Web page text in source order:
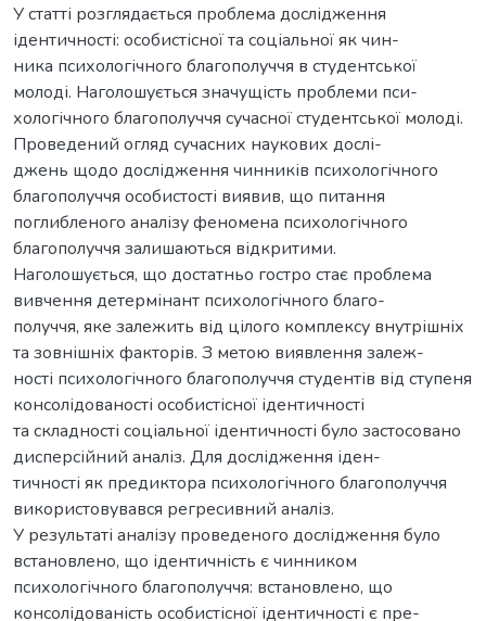
У статті розглядається проблема дослідження
ідентичності: особистісної та соціальної як чин-
ника психологічного благополуччя в студентської
молоді. Наголошується значущість проблеми пси-
хологічного благополуччя сучасної студентської молоді.
Проведений огляд сучасних наукових дослі-
джень щодо дослідження чинників психологічного
благополуччя особистості виявив, що питання
поглибленого аналізу феномена психологічного
благополуччя залишаються відкритими.
Наголошується, що достатньо гостро стає проблема
вивчення детермінант психологічного благо-
получчя, яке залежить від цілого комплексу внутрішніх
та зовнішніх факторів. З метою виявлення залеж-
ності психологічного благополуччя студентів від ступеня
консолідованості особистісної ідентичності
та складності соціальної ідентичності було застосовано
дисперсійний аналіз. Для дослідження іден-
тичності як предиктора психологічного благополуччя
використовувався регресивний аналіз.
У результаті аналізу проведеного дослідження було
встановлено, що ідентичність є чинником
психологічного благополуччя: встановлено, що
консолідованість особистісної ідентичності є пре-